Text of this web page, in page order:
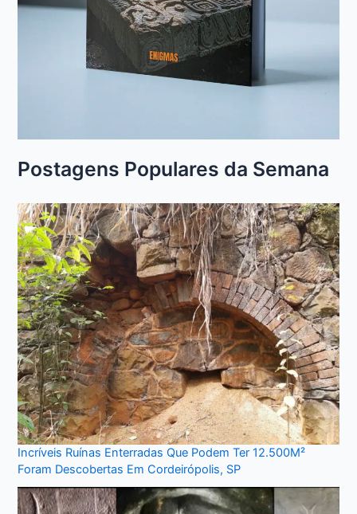
Postagens Populares da Semana
Incríveis Ruínas Enterradas Que Podem Ter 12.500M²
Foram Descobertas Em Cordeirópolis, SP